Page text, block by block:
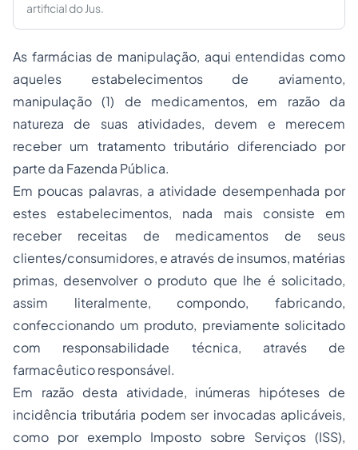
artificial do Jus.
As farmácias de manipulação, aqui entendidas como
aqueles estabelecimentos de aviamento,
manipulação (1) de medicamentos, em razão da
natureza de suas atividades, devem e merecem
receber um tratamento tributário diferenciado por
parte da Fazenda Pública.
Em poucas palavras, a atividade desempenhada por
estes estabelecimentos, nada mais consiste em
receber receitas de medicamentos de seus
clientes/consumidores, e através de insumos, matérias
primas, desenvolver o produto que lhe é solicitado,
assim literalmente, compondo, fabricando,
confeccionando um produto, previamente solicitado
com responsabilidade técnica, através de
farmacêutico responsável.
Em razão desta atividade, inúmeras hipóteses de
incidência tributária podem ser invocadas aplicáveis,
como por exemplo Imposto sobre Serviços (ISS),